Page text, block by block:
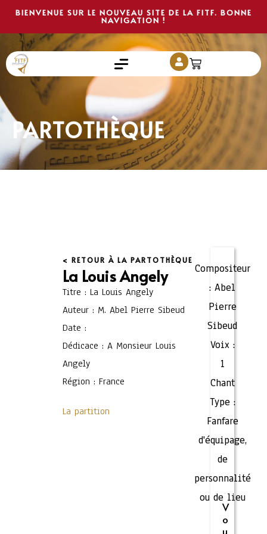
BIENVENUE SUR LE NOUVEAU SITE DE LA FITF. BONNE
NAVIGATION !
PARTOTHÈQUE
< RETOUR À LA PARTOTHÈQUE
La Louis Angely
Titre : La Louis Angely
Auteur : M. Abel Pierre Sibeud
Date :
Dédicace : A Monsieur Louis
Angely
Région : France
La partition
Compositeur
: Abel
Pierre
Sibeud
Voix :
1
Chant
Type :
Fanfare
d'équipage,
de
personnalité
ou de lieu
V
o
u